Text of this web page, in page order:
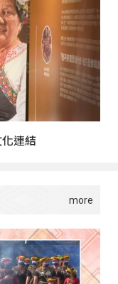
連結